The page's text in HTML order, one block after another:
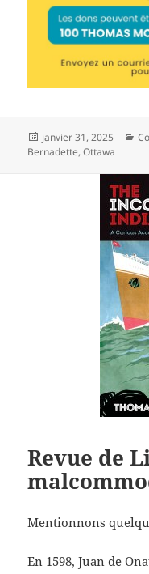
Publié
le
janvier 31, 2025
Bernadette,Ottawa
Revue de
Mentionnons
En 1598, Juan de